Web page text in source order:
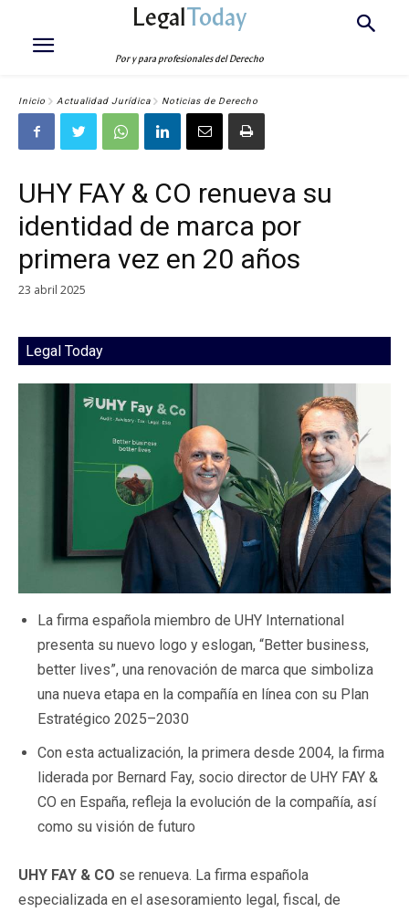
LegalToday
Por y para profesionales del Derecho
Inicio Actualidad Jurídica Noticias de Derecho
UHY FAY & CO renueva su
identidad de marca por
primera vez en 20 años
23 abril 2025
Legal Today
La firma española miembro de UHY International
presenta su nuevo logo y eslogan, “Better business,
better lives”, una renovación de marca que simboliza
una nueva etapa en la compañía en línea con su Plan
Estratégico 2025–2030
Con esta actualización, la primera desde 2004, la firma
liderada por Bernard Fay, socio director de UHY FAY &
CO en España, refleja la evolución de la compañía, así
como su visión de futuro
UHY FAY & CO se renueva. La firma española
especializada en el asesoramiento legal, fiscal, de